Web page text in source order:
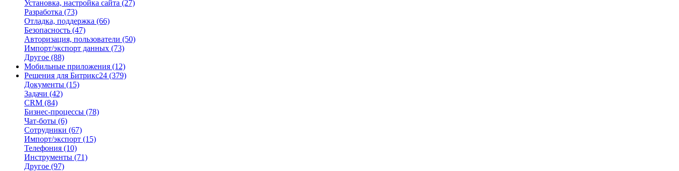
Установка, настройка сайта (27)
Разработка (73)
Отладка, поддержка (66)
Безопасность (47)
Авторизация, пользователи (50)
Импорт/экспорт данных (73)
Другое (88)
Мобильные приложения (12)
Решения для Битрикс24 (379)
Документы (15)
Задачи (42)
CRM (84)
Бизнес-процессы (78)
Чат-боты (6)
Сотрудники (67)
Импорт/экспорт (15)
Телефония (10)
Инструменты (71)
Другое (97)